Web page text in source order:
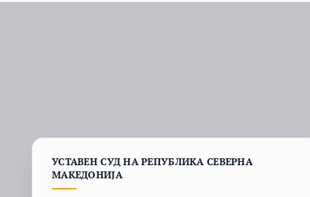
УСТАВЕН СУД НА РЕПУБЛИКА СЕВЕРНА
МАКЕДОНИЈА